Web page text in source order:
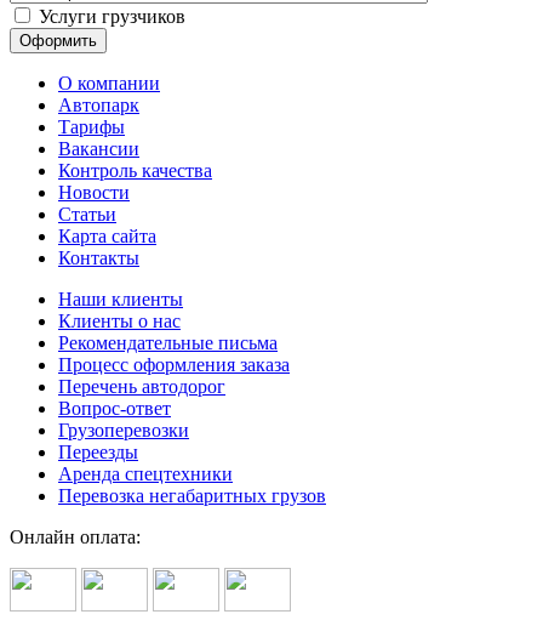
Услуги грузчиков
О компании
Автопарк
Тарифы
Вакансии
Контроль качества
Новости
Статьи
Карта сайта
Контакты
Наши клиенты
Клиенты о нас
Рекомендательные письма
Процесс оформления заказа
Перечень автодорог
Вопрос-ответ
Грузоперевозки
Переезды
Аренда спецтехники
Перевозка негабаритных грузов
Онлайн оплата: